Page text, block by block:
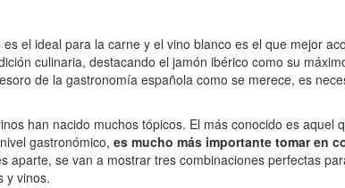
el ideal para la carne y el vino blanco es el que mejor
culinaria, destacando el jamón ibérico como su
de la gastronomía española como se merece, es
han nacido muchos tópicos. El más conocido es
gastronómico, es mucho más importante tomar en
aparte, se van a mostrar tres combinaciones perfectas
y vinos.